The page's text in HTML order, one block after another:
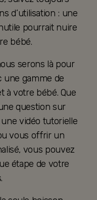
d’utilisation : une
pourrait nuire
bébé.
serons là pour
une gamme de
à votre bébé. Que
question sur
vidéo tutorielle
vous offrir un
vous pouvez
étape de votre